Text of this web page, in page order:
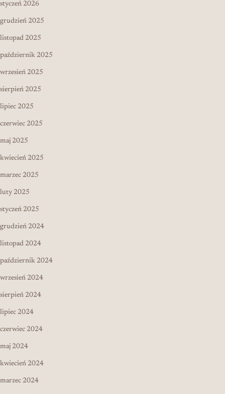
styczeń 2026
grudzień 2025
listopad 2025
październik 2025
wrzesień 2025
sierpień 2025
lipiec 2025
czerwiec 2025
maj 2025
kwiecień 2025
marzec 2025
luty 2025
styczeń 2025
grudzień 2024
listopad 2024
październik 2024
wrzesień 2024
sierpień 2024
lipiec 2024
czerwiec 2024
maj 2024
kwiecień 2024
marzec 2024